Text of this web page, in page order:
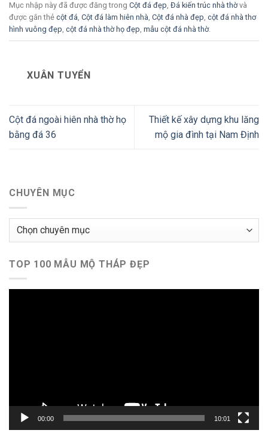
Mục nhập này đã được đăng trong Cột đá đẹp, Đá kiến trúc nhà thờvà
được gắn thẻ cột đá, Cột đá làm hiên nhà, Cột đá nhà đẹp, cột đá nhà thơ
hình vuông đẹp, cột đá nhà thờ họ đẹp, mẫu cột đá nhà thờ.
XUÂN TUYỂN
Cột đá ngoài hiên nhà thờ họ
bằng đá 36
Thiết kế xây dựng khu lăng
mộ gia đình tại Nam Định
CHUYÊN MỤC
Chuyên
TOP 100 MẪU MỘ THÁP ĐẸP
00:00 10:01